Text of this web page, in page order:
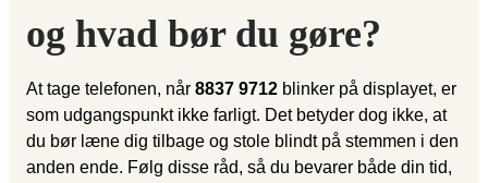
og hvad bør du gøre?
At tage telefonen, når 8837 9712 blinker på displayet, er
som udgangspunkt ikke farligt. Det betyder dog ikke, at
du bør læne dig tilbage og stole blindt på stemmen i den
anden ende. Følg disse råd, så du bevarer både din tid,